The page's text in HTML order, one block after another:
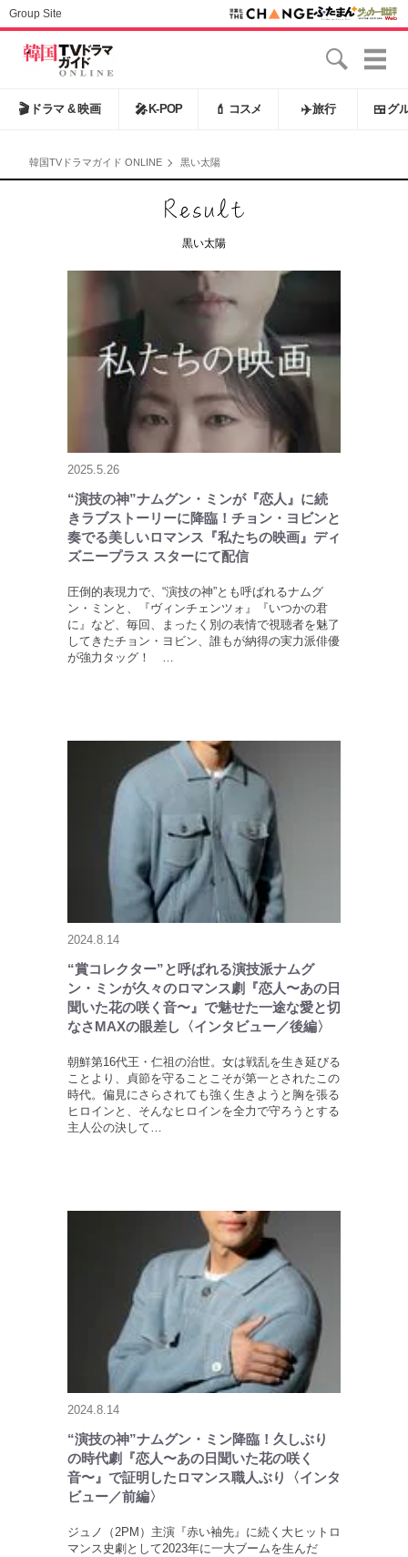
Group Site
🎬 ドラマ & 映画 🎤 K-POP 💄 コスメ ✈️旅行 🍱 グ
韓国TVドラマガイド ONLINE 黒い太陽
黒い太陽
2025.5.26
“演技の神”ナムグン・ミンが『恋人』に続
きラブストーリーに降臨！チョン・ヨビンと
奏でる美しいロマンス『私たちの映画』ディ
ズニープラス スターにて配信
圧倒的表現力で、“演技の神”とも呼ばれるナムグ
ン・ミンと、『ヴィンチェンツォ』『いつかの君
に』など、毎回、まったく別の表情で視聴者を魅了
してきたチョン・ヨビン、誰もが納得の実力派俳優
が強力タッグ！ …
2024.8.14
“賞コレクター”と呼ばれる演技派ナムグ
ン・ミンが久々のロマンス劇『恋人〜あの日
聞いた花の咲く音〜』で魅せた一途な愛と切
なさMAXの眼差し〈インタビュー／後編〉
朝鮮第16代王・仁祖の治世。女は戦乱を生き延びる
ことより、貞節を守ることこそが第一とされたこの
時代。偏見にさらされても強く生きようと胸を張る
ヒロインと、そんなヒロインを全力で守ろうとする
主人公の決して…
2024.8.14
“演技の神”ナムグン・ミン降臨！久しぶり
の時代劇『恋人〜あの日聞いた花の咲く
音〜』で証明したロマンス職人ぶり〈インタ
ビュー／前編〉
ジュノ（2PM）主演『赤い袖先』に続く大ヒットロ
マンス史劇として2023年に一大ブームを生んだ